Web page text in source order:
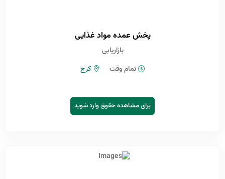
پخش عمده مواد غذایی
بازاریابی
تمام وقت
کرج
برای مشاهده حقوق وارد شوید